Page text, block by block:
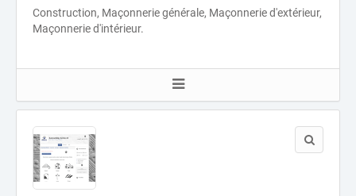
Construction, Maçonnerie générale, Maçonnerie d'extérieur,
Maçonnerie d'intérieur.